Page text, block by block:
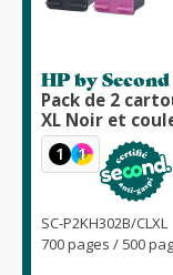
HP by Second
Pack de 2
XL Noir et
1 1
SC-P2KH302B/CLXL
700 pages / 500